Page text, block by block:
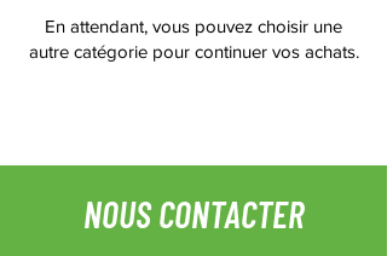
En attendant, vous pouvez choisir une
autre catégorie pour continuer vos achats.
NOUS CONTACTER